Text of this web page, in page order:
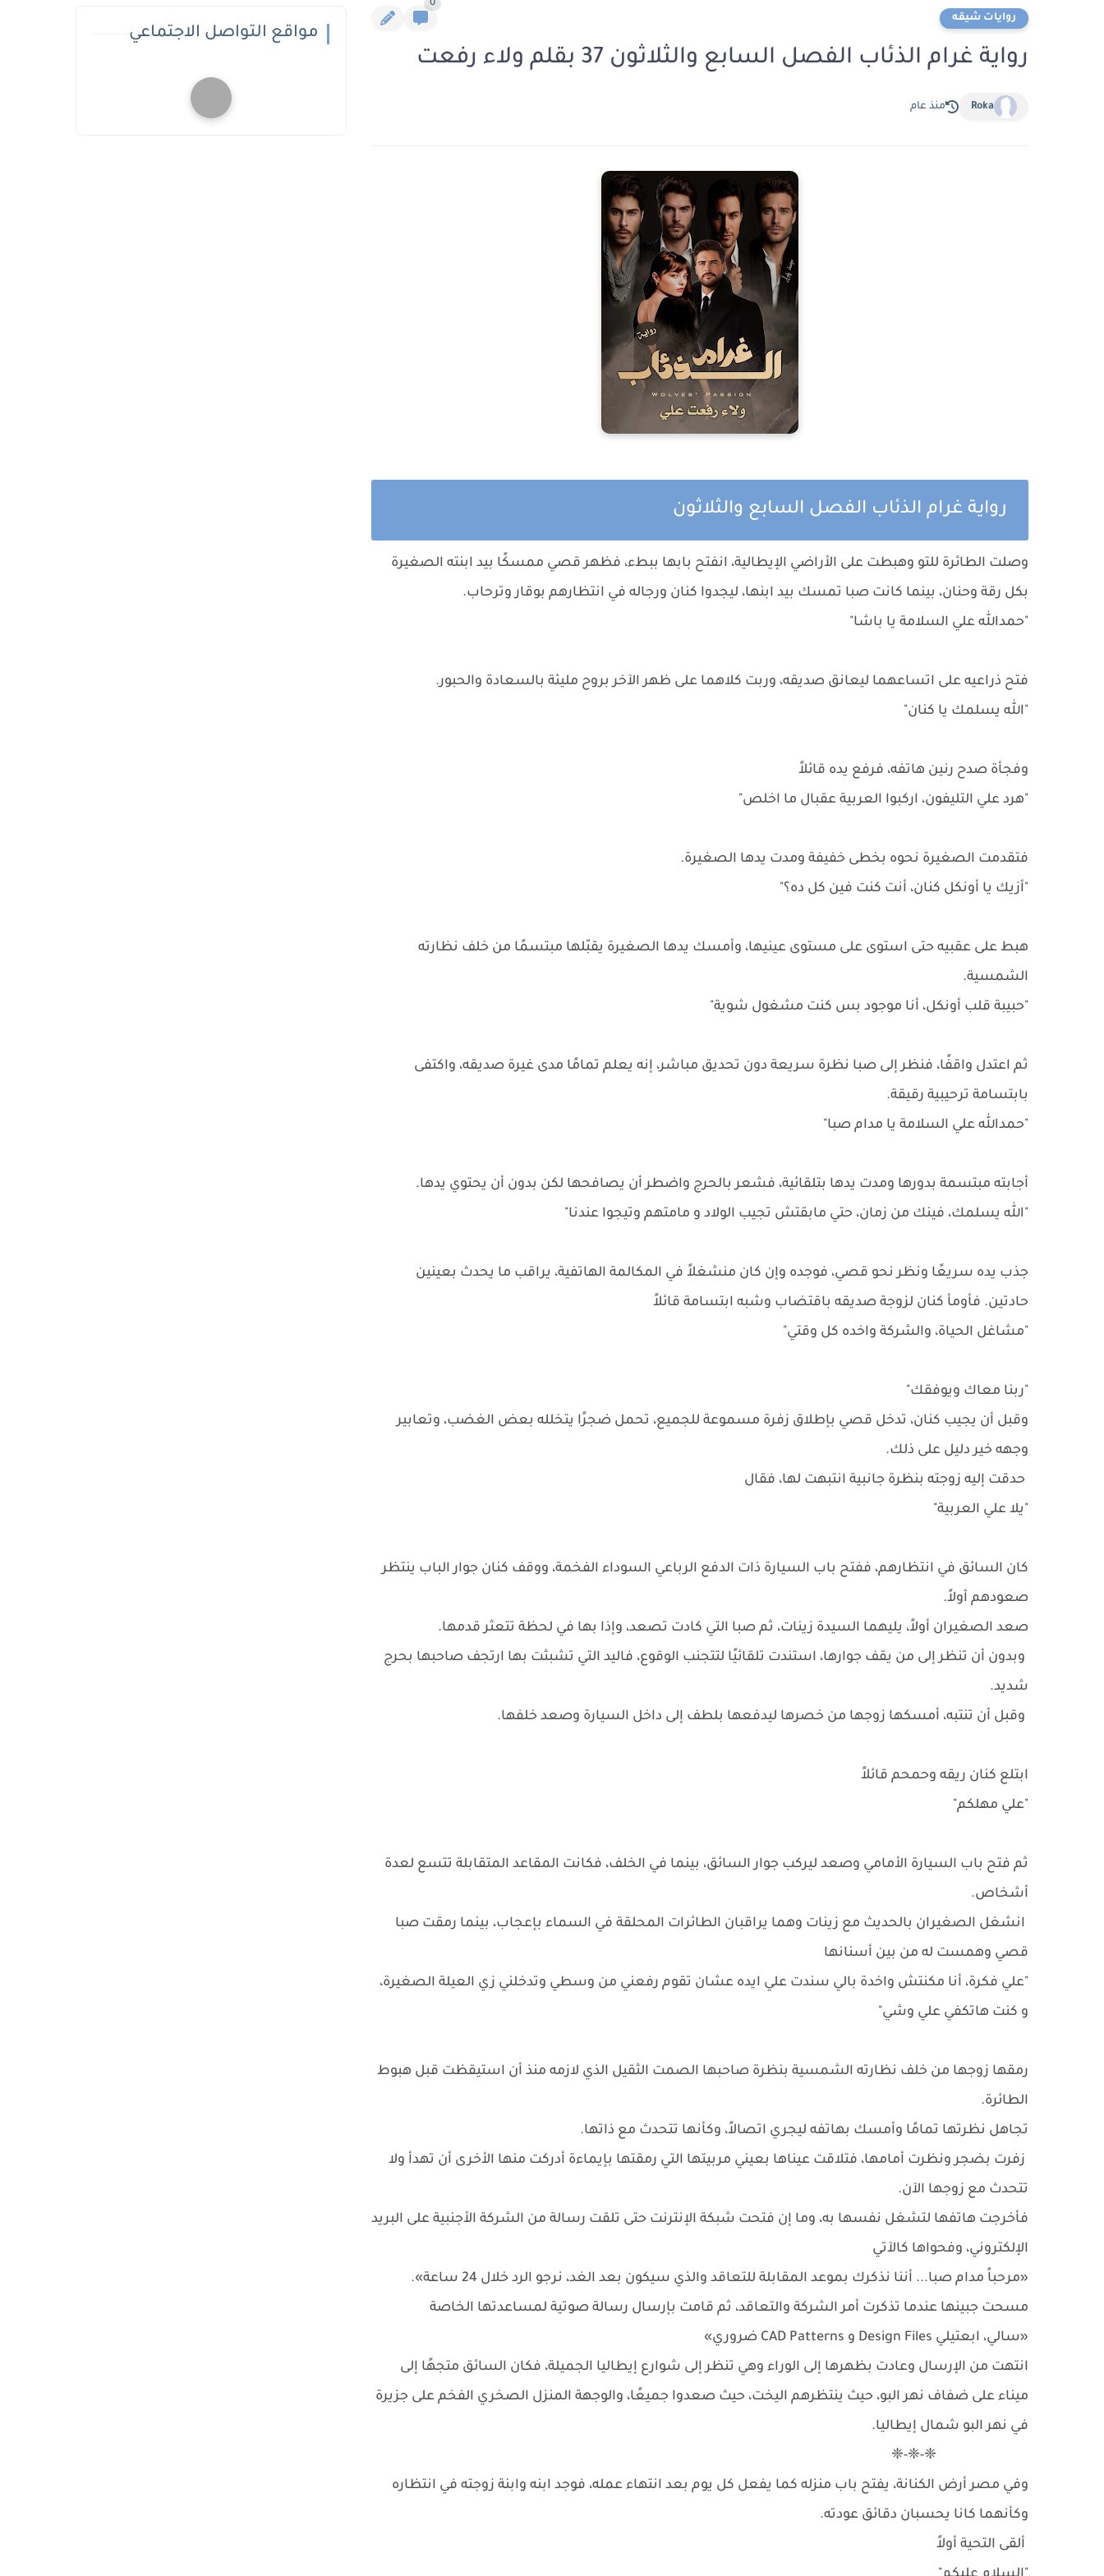
روايات شيقه
0
رواية غرام الذئاب الفصل السابع والثلاثون 37 بقلم ولاء رفعت
Roka منذ عام
رواية غرام الذئاب الفصل السابع والثلاثون
وصلت الطائرة للتو وهبطت على الأراضي الإيطالية، انفتح بابها ببطء، فظهر قصي ممسكًا بيد ابنته الصغيرة
بكل رقة وحنان، بينما كانت صبا تمسك بيد ابنها، ليجدوا كنان ورجاله في انتظارهم بوقار وترحاب.
"حمدالله علي السلامة يا باشا"
فتح ذراعيه على اتساعهما ليعانق صديقه، وربت كلاهما على ظهر الآخر بروح مليئة بالسعادة والحبور.
"الله يسلمك يا كنان"
وفجأة صدح رنين هاتفه، فرفع يده قائلاً
"هرد علي التليفون، اركبوا العربية عقبال ما اخلص"
فتقدمت الصغيرة نحوه بخطى خفيفة ومدت يدها الصغيرة.
"أزيك يا أونكل كنان، أنت كنت فين كل ده؟"
هبط على عقبيه حتى استوى على مستوى عينيها، وأمسك يدها الصغيرة يقبّلها مبتسمًا من خلف نظارته
الشمسية.
"حبيبة قلب أونكل، أنا موجود بس كنت مشغول شوية"
ثم اعتدل واقفًا، فنظر إلى صبا نظرة سريعة دون تحديق مباشر، إنه يعلم تمامًا مدى غيرة صديقه، واكتفى
بابتسامة ترحيبية رقيقة.
"حمدالله علي السلامة يا مدام صبا"
أجابته مبتسمة بدورها ومدت يدها بتلقائية، فشعر بالحرج واضطر أن يصافحها لكن بدون أن يحتوي يدها.
"الله يسلمك، فينك من زمان، حتي مابقتش تجيب الولاد و مامتهم وتيجوا عندنا"
جذب يده سريعًا ونظر نحو قصي، فوجده وإن كان منشغلاً في المكالمة الهاتفية، يراقب ما يحدث بعينين
حادتين. فأومأ كنان لزوجة صديقه باقتضاب وشبه ابتسامة قائلاً
"مشاغل الحياة، والشركة واخده كل وقتي"
"ربنا معاك ويوفقك"
وقبل أن يجيب كنان، تدخل قصي بإطلاق زفرة مسموعة للجميع، تحمل ضجرًا يتخلله بعض الغضب، وتعابير
وجهه خير دليل على ذلك.
حدقت إليه زوجته بنظرة جانبية انتبهت لها، فقال
"يلا علي العربية"
كان السائق في انتظارهم، ففتح باب السيارة ذات الدفع الرباعي السوداء الفخمة، ووقف كنان جوار الباب ينتظر
صعودهم أولاً.
صعد الصغيران أولاً، يليهما السيدة زينات، ثم صبا التي كادت تصعد، وإذا بها في لحظة تتعثر قدمها.
وبدون أن تنظر إلى من يقف جوارها، استندت تلقائيًا لتتجنب الوقوع، فاليد التي تشبثت بها ارتجف صاحبها بحرج
شديد.
وقبل أن تنتبه، أمسكها زوجها من خصرها ليدفعها بلطف إلى داخل السيارة وصعد خلفها.
ابتلع كنان ريقه وحمحم قائلاً
"علي مهلكم"
ثم فتح باب السيارة الأمامي وصعد ليركب جوار السائق، بينما في الخلف، فكانت المقاعد المتقابلة تتسع لعدة
أشخاص.
انشغل الصغيران بالحديث مع زينات وهما يراقبان الطائرات المحلقة في السماء بإعجاب، بينما رمقت صبا
قصي وهمست له من بين أسنانها
"علي فكرة، أنا مكنتش واخدة بالي سندت علي ايده عشان تقوم رفعني من وسطي وتدخلني زي العيلة الصغيرة،
و كنت هاتكفي علي وشي"
رمقها زوجها من خلف نظارته الشمسية بنظرة صاحبها الصمت الثقيل الذي لازمه منذ أن استيقظت قبل هبوط
الطائرة.
تجاهل نظرتها تمامًا وأمسك بهاتفه ليجري اتصالاً، وكأنها تتحدث مع ذاتها.
زفرت بضجر ونظرت أمامها، فتلاقت عيناها بعيني مربيتها التي رمقتها بإيماءة أدركت منها الأخرى أن تهدأ ولا
تتحدث مع زوجها الآن.
فأخرجت هاتفها لتشغل نفسها به، وما إن فتحت شبكة الإنترنت حتى تلقت رسالة من الشركة الأجنبية على البريد
الإلكتروني، وفحواها كالآتي
«مرحباً مدام صبا... أننا نذكرك بموعد المقابلة للتعاقد والذي سيكون بعد الغد، نرجو الرد خلال 24 ساعة».
مسحت جبينها عندما تذكرت أمر الشركة والتعاقد، ثم قامت بإرسال رسالة صوتية لمساعدتها الخاصة
«سالي، ابعتيلي Design Files و CAD Patterns ضروري»
انتهت من الإرسال وعادت بظهرها إلى الوراء وهي تنظر إلى شوارع إيطاليا الجميلة، فكان السائق متجهًا إلى
ميناء على ضفاف نهر البو، حيث ينتظرهم اليخت، حيث صعدوا جميعًا، والوجهة المنزل الصخري الفخم على جزيرة
في نهر البو شمال إيطاليا.
❈-❈-❈
وفي مصر أرض الكنانة، يفتح باب منزله كما يفعل كل يوم بعد انتهاء عمله، فوجد ابنه وابنة زوجته في انتظاره
وكأنهما كانا يحسبان دقائق عودته.
ألقى التحية أولاً
مواقع التواصل الاجتماعي